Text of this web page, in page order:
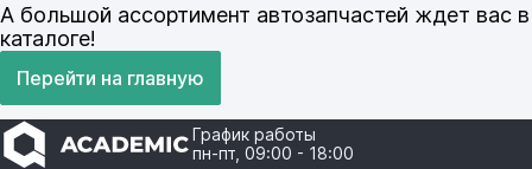
А большой ассортимент автозапчастей ждет вас в
каталоге!
Перейти на главную
График работы
пн-пт, 09:00 - 18:00